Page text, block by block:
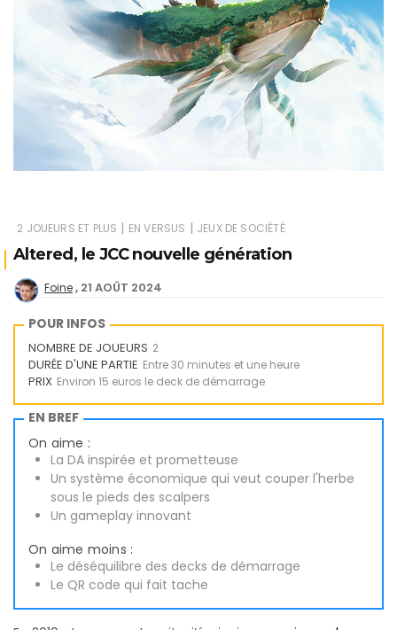
2 JOUEURS ET PLUS | EN VERSUS | JEUX DE SOCIÉTÉ
Altered, le JCC nouvelle génération
Foine 21 AOÛT 2024
POUR INFOS
NOMBRE DE JOUEURS 2
DURÉE D'UNE PARTIE Entre 30 minutes et une heure
PRIX Environ 15 euros le deck de démarrage
EN BREF
On aime :
La DA inspirée et prometteuse
Un système économique qui veut couper l'herbe
sous le pieds des scalpers
Un gameplay innovant
On aime moins :
Le déséquilibre des decks de démarrage
Le QR code qui fait tache